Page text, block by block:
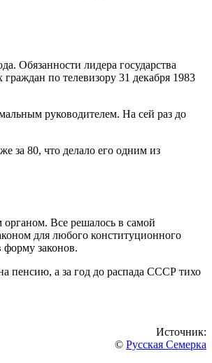
Обязанности лидера государства
по телевизору 31 декабря 1983
руководителем. На сей раз до
за 80, что делало его одним из
Все решалось в самой
для любого конституционного
форму законов.
пенсию, а за год до распада СССР тихо
Источник:
© Русская Семерка